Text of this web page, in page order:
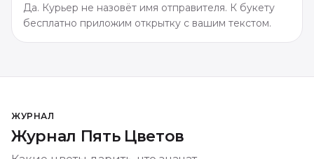
Да. Курьер не назовёт имя отправителя. К букету
бесплатно приложим открытку с вашим текстом.
ЖУРНАЛ
Журнал Пять Цветов